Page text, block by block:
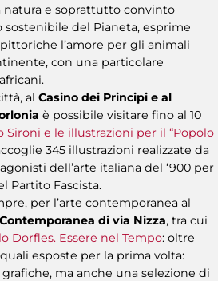
natura e soprattutto convinto
del Pianeta, esprime
l’amore per gli animali
con una particolare
al Casino dei Principi e al
è possibile visitare fino al 10
Sironi e le illustrazioni per il “Popolo
345 illustrazioni realizzate da
dell’arte italiana del ‘900 per
Partito Fascista.
per l’arte contemporanea al
di via Nizza, tra cui
Dorfles. Essere nel Tempo: oltre
esposte per la prima volta:
ma anche una selezione di